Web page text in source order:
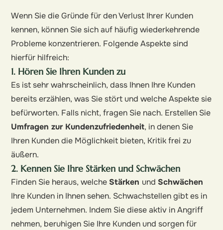
Wenn Sie die Gründe für den Verlust Ihrer Kunden
kennen, können Sie sich auf häufig wiederkehrende
Probleme konzentrieren. Folgende Aspekte sind
hierfür hilfreich:
1. Hören Sie Ihren Kunden zu
Es ist sehr wahrscheinlich, dass Ihnen Ihre Kunden
bereits erzählen, was Sie stört und welche Aspekte sie
befürworten. Falls nicht, fragen Sie nach. Erstellen Sie
Umfragen zur Kundenzufriedenheit, in denen Sie
Ihren Kunden die Möglichkeit bieten, Kritik frei zu
äußern.
2. Kennen Sie Ihre Stärken und Schwächen
Finden Sie heraus, welche Stärken und Schwächen
Ihre Kunden in Ihnen sehen. Schwachstellen gibt es in
jedem Unternehmen. Indem Sie diese aktiv in Angriff
nehmen, beruhigen Sie Ihre Kunden und sorgen für